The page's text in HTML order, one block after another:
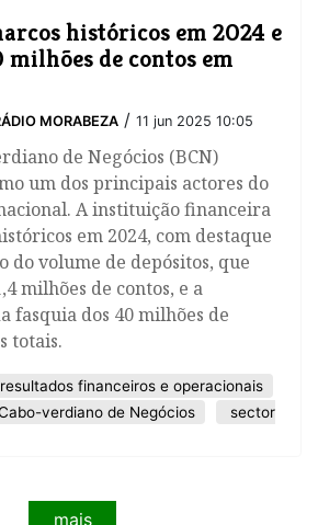
históricos em 2024 e
de contos em
MORABEZA / 11 jun 2025 10:05
de Negócios (BCN)
um dos principais actores do
A instituição financeira
em 2024, com destaque
do volume de depósitos, que
milhões de contos, e a
fasquia dos 40 milhões de
totais.
resultados financeiros e operacionais
verdiano de Negócios
sector
mais